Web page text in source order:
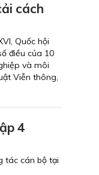
cách
Quốc hội
điều của 10
và môi
Viễn thông,
4
tác cán bộ tại